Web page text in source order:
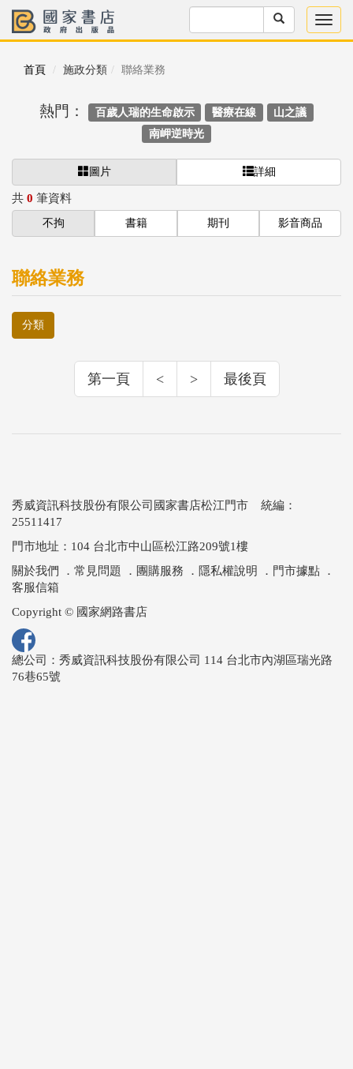
首頁 施政分類 聯絡業務
熱門： 百歲人瑞的生命啟示 醫療在線
山之議
南岬逆時光
圖片 詳細
共 0 筆資料
不拘 書籍 期刊 影音商品
聯絡業務
分類
第一頁 < > 最後頁
秀威資訊科技股份有限公司國家書店松江門市 統編：
25511417
門市地址：104 台北市中山區松江路209號1樓
關於我們 ． 常見問題 ． 團購服務 ． 隱私權說明 ． 門市據點 ．
客服信箱
Copyright © 國家網路書店
總公司：秀威資訊科技股份有限公司 114 台北市內湖區瑞光路
76巷65號